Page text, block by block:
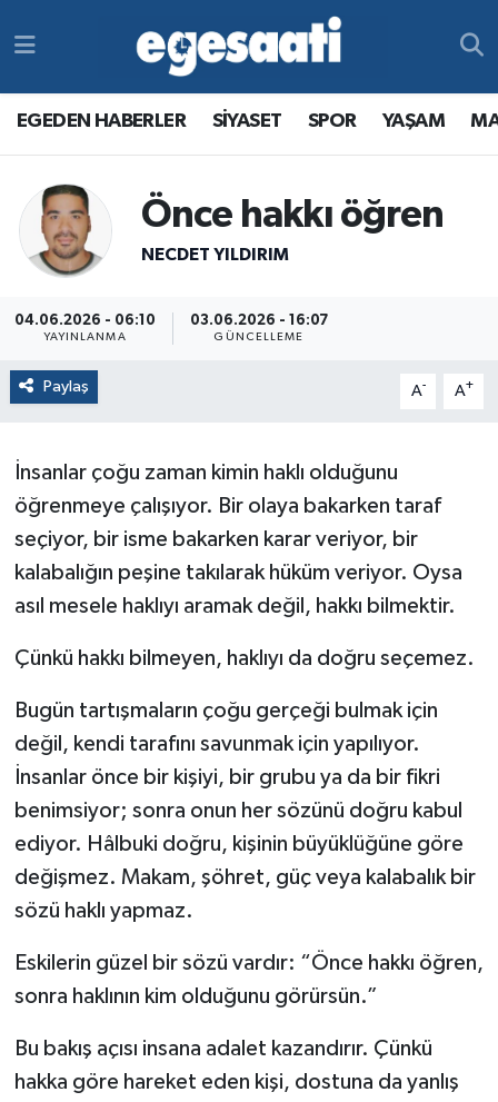
EGEDEN HABERLER SİYASET SPOR YAŞAM
Önce hakkı öğren
NECDET YILDIRIM
04.06.2026 - 06:10
YAYINLANMA
03.06.2026 - 16:07
GÜNCELLEME
Paylaş A- A+
İnsanlar çoğu zaman kimin haklı olduğunu
öğrenmeye çalışıyor. Bir olaya bakarken taraf
seçiyor, bir isme bakarken karar veriyor, bir
kalabalığın peşine takılarak hüküm veriyor. Oysa
asıl mesele haklıyı aramak değil, hakkı bilmektir.
Çünkü hakkı bilmeyen, haklıyı da doğru seçemez.
Bugün tartışmaların çoğu gerçeği bulmak için
değil, kendi tarafını savunmak için yapılıyor.
İnsanlar önce bir kişiyi, bir grubu ya da bir fikri
benimsiyor; sonra onun her sözünü doğru kabul
ediyor. Hâlbuki doğru, kişinin büyüklüğüne göre
değişmez. Makam, şöhret, güç veya kalabalık bir
sözü haklı yapmaz.
Eskilerin güzel bir sözü vardır: “Önce hakkı öğren,
sonra haklının kim olduğunu görürsün.”
Bu bakış açısı insana adalet kazandırır. Çünkü
hakka göre hareket eden kişi, dostuna da yanlış
Yazarlar
YAŞAM
MAGAZİN
RESMİ REKLAMLAR
SPOR
YAŞAM
MAGAZİN
RESMİ REKLAMLAR
Süper Lig Puan Durumu ve Fikstür
Tüm Manşetler
Son Dakika Haberleri
Haber Arşivi